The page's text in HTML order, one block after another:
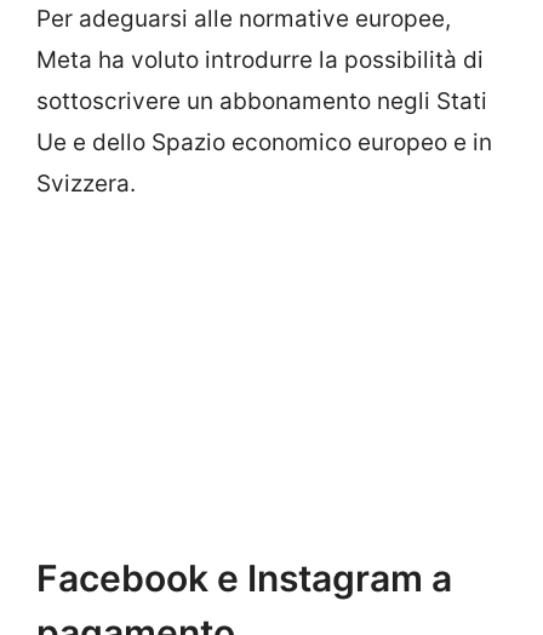
Per adeguarsi alle normative europee,
Meta ha voluto introdurre la possibilità di
sottoscrivere un abbonamento negli Stati
Ue e dello Spazio economico europeo e in
Svizzera.
Facebook e Instagram a